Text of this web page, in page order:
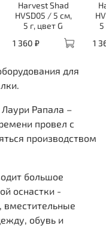
Harvest Shad
HVSD05 / 5 см,
5 г, цвет G
1 360 ₽
5
1
для
Рапала –
провел с
производством
большое
оснастки -
обувь и